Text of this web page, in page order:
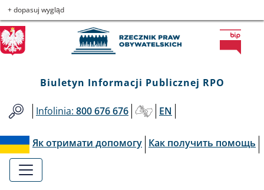
Przejdź
do
menu
głównego
Przejdź
do
treści
Przejdź
to
informacji
o
Przejdź
do
mapy
serwisu
Biuletyn
Informacji
Publicznej
RPO
+ dopasuj wygląd
Biuletyn Informacji Publicznej RPO
Infolinia: 800 676 676 EN
Як отримати допомогу Как получить помощь